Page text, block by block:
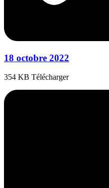
18 octobre 2022
354 KB Télécharger